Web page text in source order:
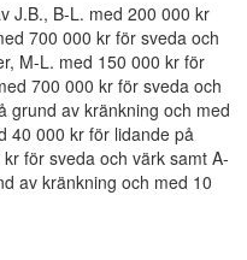
J.B., B-L. med 200 000 kr
700 000 kr för sveda och
M-L. med 150 000 kr för
700 000 kr för sveda och
grund av kränkning och med
40 000 kr för lidande på
för sveda och värk samt A-
av kränkning och med 10